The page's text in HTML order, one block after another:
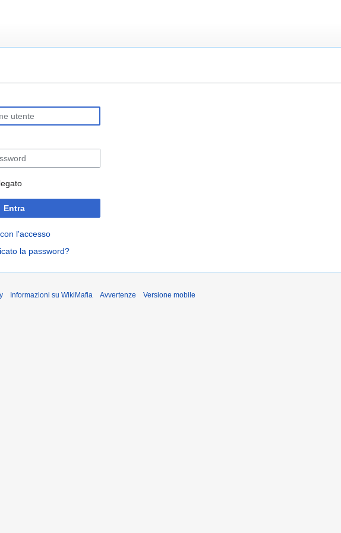
Entra
l'accesso
la password?
Informazioni su WikiMafia Avvertenze Versione mobile